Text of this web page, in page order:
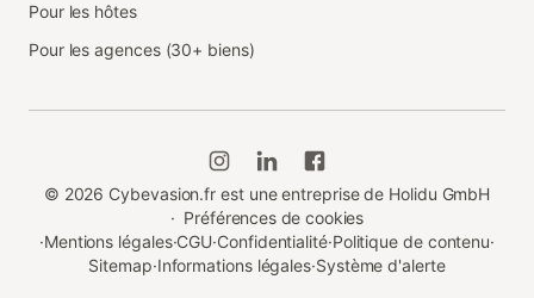
Pour les hôtes
Pour les agences (30+ biens)
© 2026 Cybevasion.fr est une entreprise de Holidu GmbH
· Préférences de cookies
·Mentions légales·CGU·Confidentialité·Politique de contenu·
Sitemap·Informations légales·Système d'alerte